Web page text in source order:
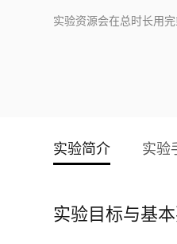
实验资源会在总时长用
实验简介 实验
实验目标与基